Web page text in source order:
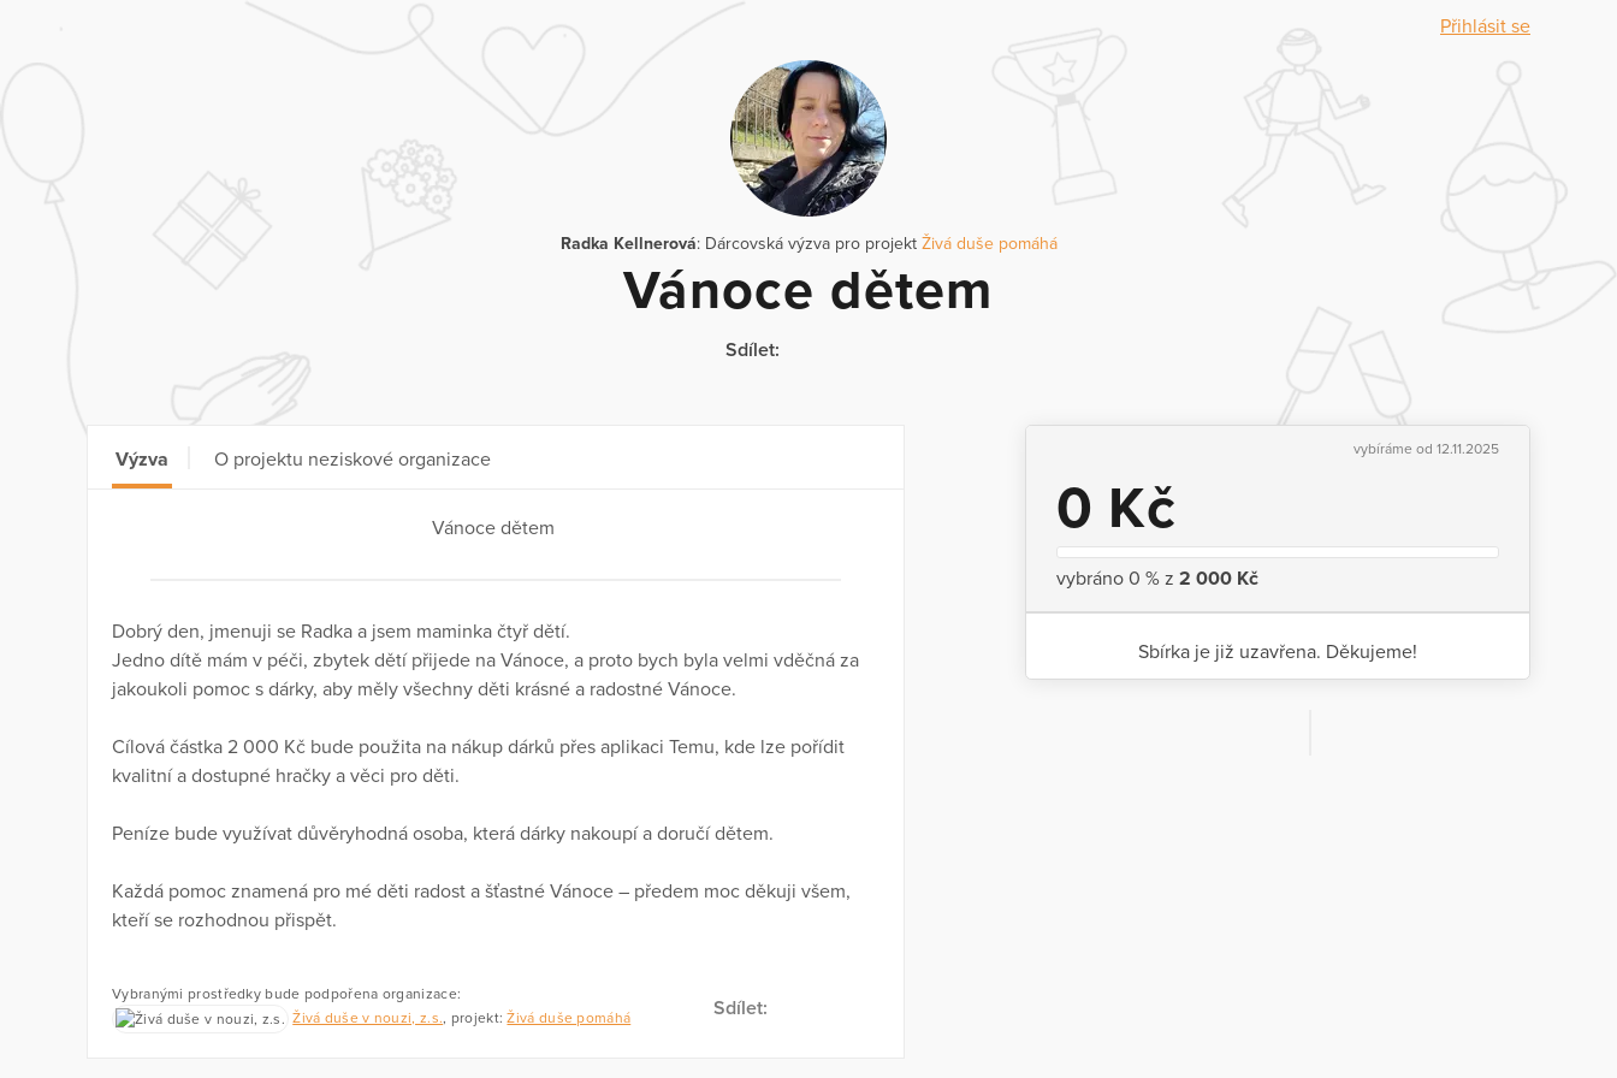
Přihlásit se
Radka Kellnerová: Dárcovská výzva pro projekt Živá duše pomáhá
Vánoce dětem
Sdílet:
vybíráme od 12.11.2025
0 Kč
vybráno 0 % z 2 000 Kč
Sbírka je již uzavřena. Děkujeme!
Výzva O projektu neziskové organizace
Vánoce dětem
Dobrý den, jmenuji se Radka a jsem maminka čtyř dětí.
Jedno dítě mám v péči, zbytek dětí přijede na Vánoce, a proto bych byla velmi vděčná za
jakoukoli pomoc s dárky, aby měly všechny děti krásné a radostné Vánoce.
Cílová částka 2 000 Kč bude použita na nákup dárků přes aplikaci Temu, kde lze pořídit
kvalitní a dostupné hračky a věci pro děti.
Peníze bude využívat důvěryhodná osoba, která dárky nakoupí a doručí dětem.
Každá pomoc znamená pro mé děti radost a šťastné Vánoce – předem moc děkuji všem,
kteří se rozhodnou přispět.
Vybranými prostředky bude podpořena organizace:
Živá duše v nouzi, z.s., projekt:Živá duše pomáhá Sdílet: